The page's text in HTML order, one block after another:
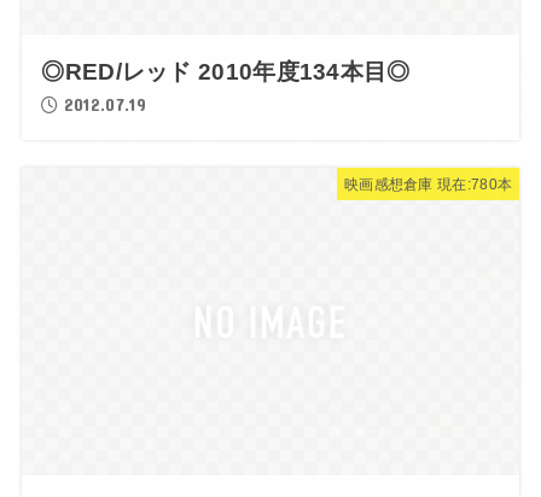
◎RED/レッド 2010年度134本目◎
2012.07.19
映画感想倉庫 現在:780本